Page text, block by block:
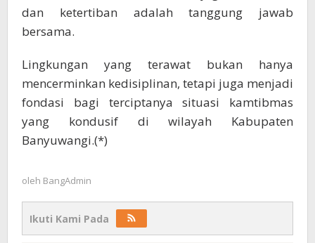
dan ketertiban adalah tanggung jawab
bersama.
Lingkungan yang terawat bukan hanya
mencerminkan kedisiplinan, tetapi juga menjadi
fondasi bagi terciptanya situasi kamtibmas
yang kondusif di wilayah Kabupaten
Banyuwangi.(*)
oleh BangAdmin
Ikuti Kami Pada